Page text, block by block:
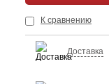
К сравнению
Доставка